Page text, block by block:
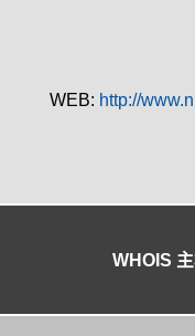
WEB: http://
WHOIS